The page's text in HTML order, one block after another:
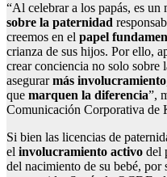
“Al celebrar a los papás, es un
sobre la paternidad
creemos en el papel
crianza de sus hijos. Por ello,
crear conciencia no solo sobre
asegurarmás involucramiento
que marquen la diferencia”,
Comunicación Corporativa de
Si bien las licencias de
el involucramiento activo del
del nacimiento de su bebé, por